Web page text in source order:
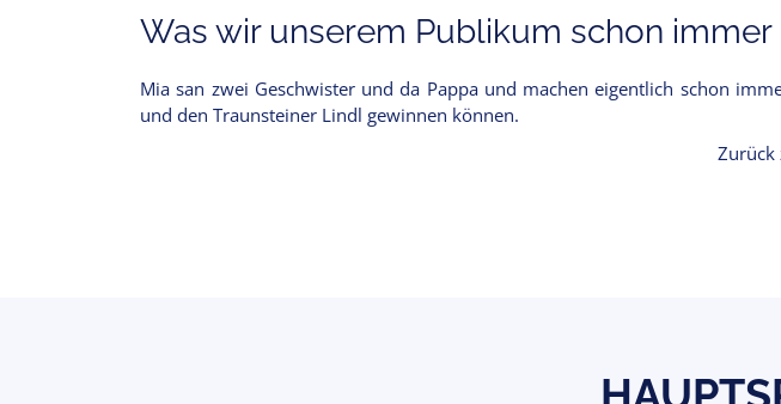
Was wir unserem Publikum schon
Mia san zwei Geschwister und da Pappa und machen eigentlich schon
und den Traunsteiner Lindl gewinnen können.
Zurück